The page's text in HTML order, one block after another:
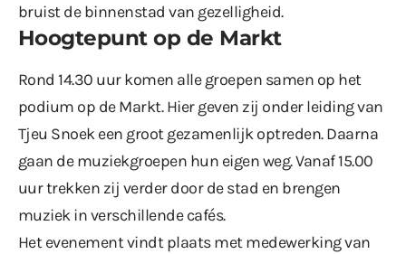
bruist de binnenstad van gezelligheid.
Hoogtepunt op de Markt
Rond 14.30 uur komen alle groepen samen op het
podium op de Markt. Hier geven zij onder leiding van
Tjeu Snoek een groot gezamenlijk optreden. Daarna
gaan de muziekgroepen hun eigen weg. Vanaf 15.00
uur trekken zij verder door de stad en brengen
muziek in verschillende cafés.
Het evenement vindt plaats met medewerking van